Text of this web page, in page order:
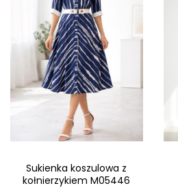
Sukienka koszulowa z
kołnierzykiem M05446